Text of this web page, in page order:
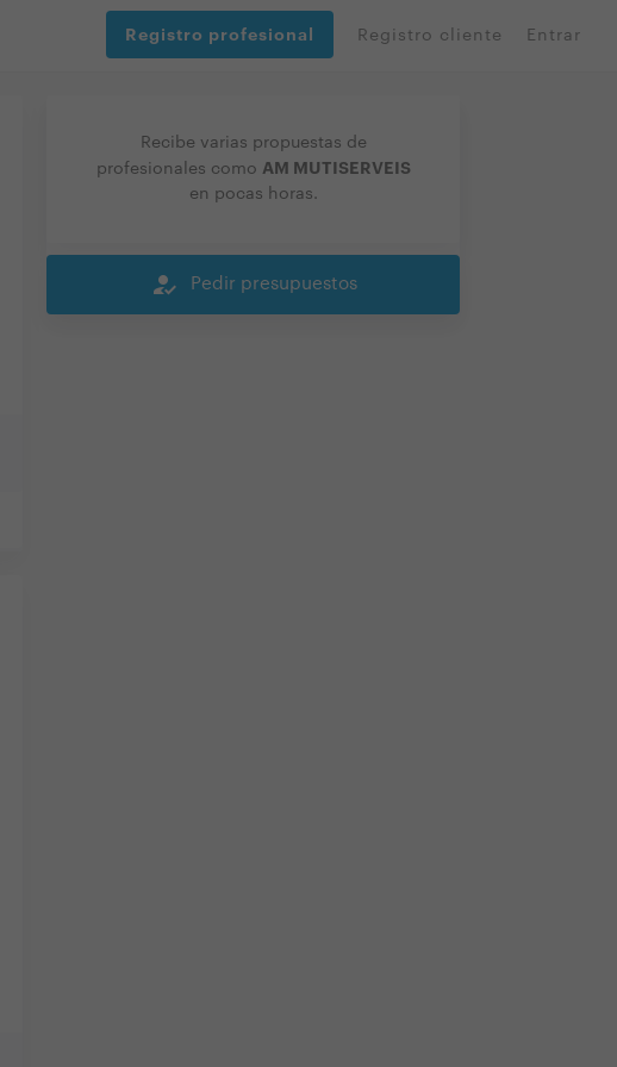
Registro profesional Registro cliente Entrar
Recibe varias propuestas de
profesionales como AM MUTISERVEIS
en pocas horas.
how_to_reg Pedir presupuestos